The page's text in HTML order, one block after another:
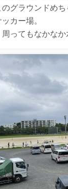
グラウンドめ
カー場。
ってもなかな